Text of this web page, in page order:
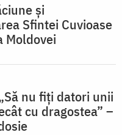
și
Sfintei Cuvioase
Moldovei
nu fiți datori unii
cu dragostea” –